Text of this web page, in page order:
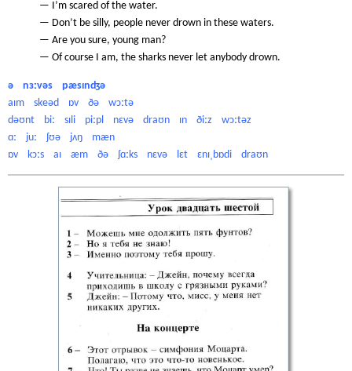
— I’m scared of the water.
— Don’t be silly, people never drown in these waters.
— Are you sure, young man?
— Of course I am, the sharks never let anybody drown.
ə nɜːvəs pæsɪnʤə
aɪm skeəd ɒv ðə wɔːtə
dəʊnt biː sɪli piːpl nɛvə draʊn ɪn ðiːz wɔːtəz
ɑː juː ʃʊə jʌŋ mæn
ɒv kɔːs aɪ æm ðə ʃɑːks nɛvə lɛt ɛnɪˌbɒdi draʊn